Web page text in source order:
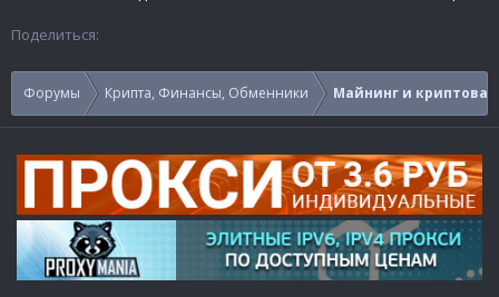
Поделиться:
Форумы Крипта, Финансы, Обменники Майнинг и